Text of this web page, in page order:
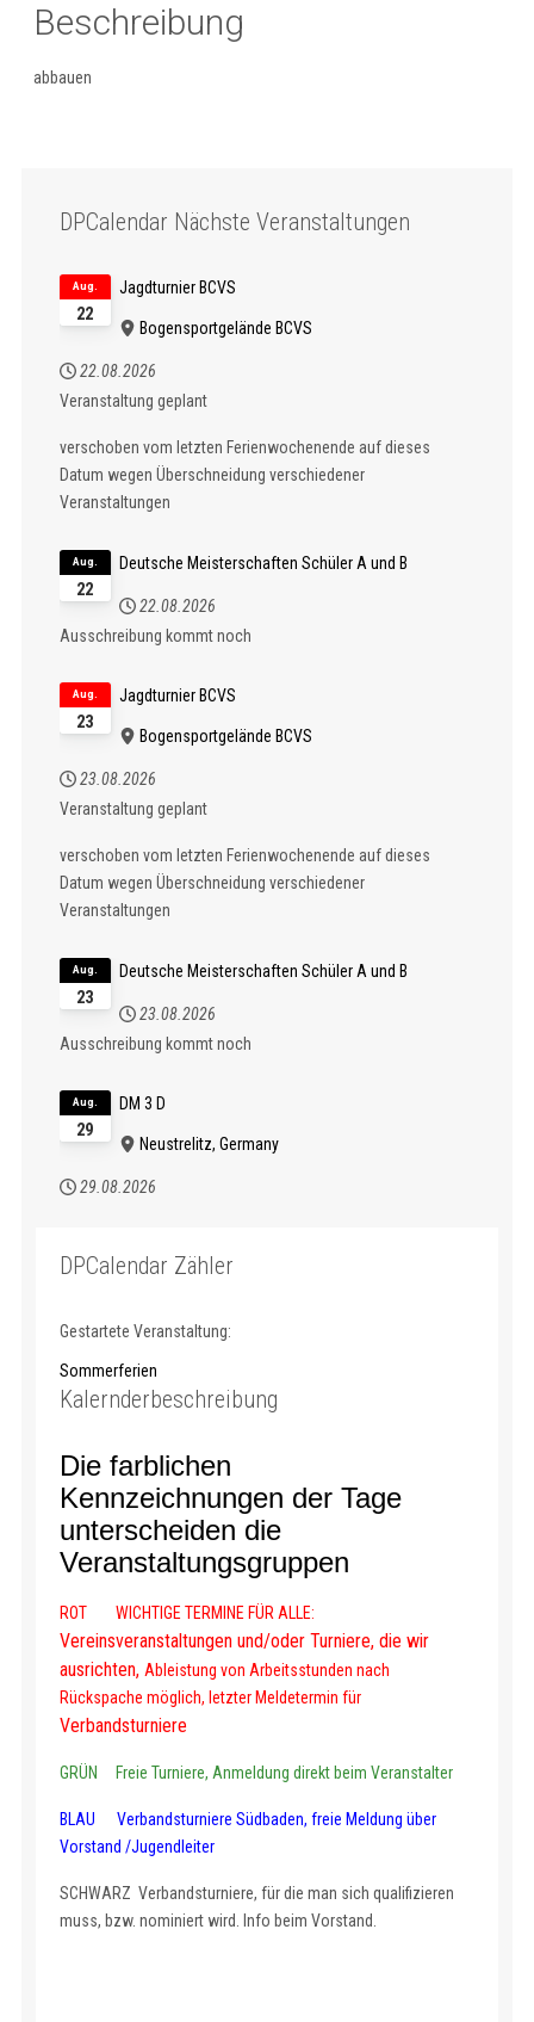
Beschreibung
abbauen
DPCalendar Nächste Veranstaltungen
22
Aug. Jagdturnier BCVS
Bogensportgelände BCVS
22.08.2026
Veranstaltung geplant
verschoben vom letzten Ferienwochenende auf dieses
Datum wegen Überschneidung verschiedener
Veranstaltungen
22
Aug. Deutsche Meisterschaften Schüler A und B
22.08.2026
Ausschreibung kommt noch
23
Aug. Jagdturnier BCVS
Bogensportgelände BCVS
23.08.2026
Veranstaltung geplant
verschoben vom letzten Ferienwochenende auf dieses
Datum wegen Überschneidung verschiedener
Veranstaltungen
23
Aug. Deutsche Meisterschaften Schüler A und B
23.08.2026
Ausschreibung kommt noch
29
Aug. DM 3 D
Neustrelitz, Germany
29.08.2026
DPCalendar Zähler
Gestartete Veranstaltung:
Sommerferien
Kalernderbeschreibung
Die farblichen
Kennzeichnungen der Tage
unterscheiden die
Veranstaltungsgruppen
ROT WICHTIGE TERMINE FÜR ALLE:
Vereinsveranstaltungen und/oder Turniere, die wir
ausrichten, Ableistung von Arbeitsstunden nach
Rückspache möglich, letzter Meldetermin für
Verbandsturniere
GRÜN Freie Turniere, Anmeldung direkt beim Veranstalter
BLAU Verbandsturniere Südbaden, freie Meldung über
Vorstand /Jugendleiter
SCHWARZ Verbandsturniere, für die man sich qualifizieren
muss, bzw. nominiert wird. Info beim Vorstand.